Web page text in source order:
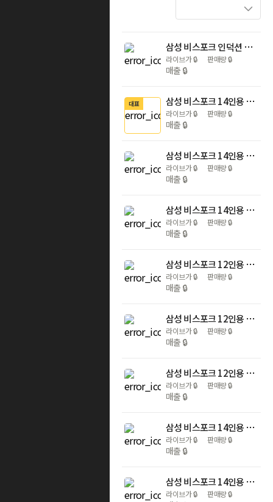
삼성 비스포크 인덕션 인피니티 무광 글라스 NZ63DB503CFT 블랙 3구 전기레인지
라이브가🔒 판매량🔒
매출 🔒
대표 삼성 비스포크 14인용 열풍 AI 히든 식기세척기 DW80F75L1U01
라이브가🔒 판매량🔒
매출 🔒
삼성 비스포크 14인용 AI 히든 식기세척기+ 화이트 슬림핏 인덕션
라이브가🔒 판매량🔒
매출 🔒
삼성 비스포크 14인용 AI 열풍건조 식기세척기+3구 블랙 듀얼링 화구 인덕션 세트
라이브가🔒 판매량🔒
매출 🔒
삼성 비스포크 12인용 AI 식기세척기+ 화이트 슬림핏 인덕션
라이브가🔒 판매량🔒
매출 🔒
삼성 비스포크 12인용 AI 빌트인 식기세척기+3구 쇼트세란 블랙 인덕션
라이브가🔒 판매량🔒
매출 🔒
삼성 비스포크 12인용 AI 빌트인 식기세척기+3구 듀얼링 화구 쇼트세란 블랙 인덕션
라이브가🔒 판매량🔒
매출 🔒
삼성 비스포크 14인용 열풍 AI 히든 1등급 식기세척기+인덕션 3구 AI끓음감지 원격제어
라이브가🔒 판매량🔒
매출 🔒
삼성 비스포크 14인용 열풍 AI 히든 식기세척기 필터내장형 색상선택+3구 화이트 인덕션
라이브가🔒 판매량🔒